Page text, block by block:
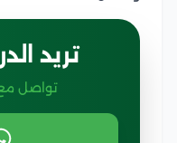
تريد
تواصل مع